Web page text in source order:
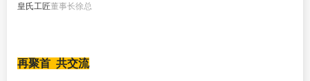
皇氏工匠董事长徐总
再聚首 共交流